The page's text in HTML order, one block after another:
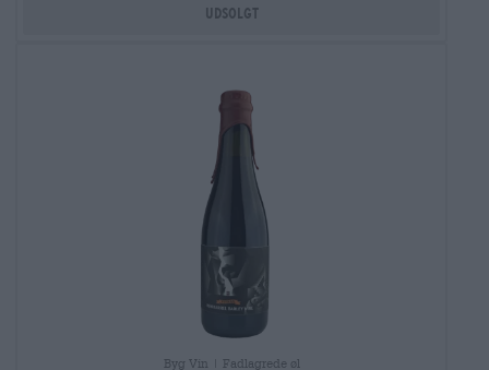
Udsolgt
Byg Vin | Fadlagrede øl